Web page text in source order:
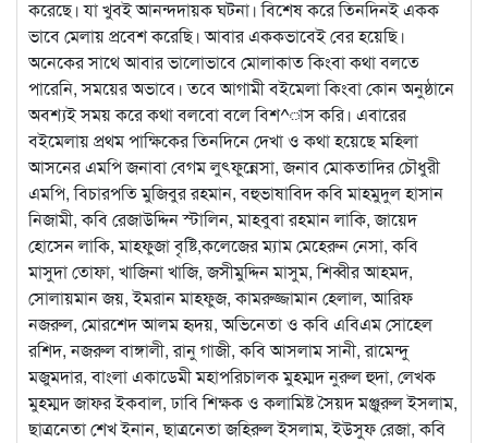
করেছে। যা খুবই আনন্দদায়ক ঘটনা। বিশেষ করে তিনদিনই একক
ভাবে মেলায় প্রবেশ করেছি। আবার এককভাবেই বের হয়েছি।
অনেকের সাথে আবার ভালোভাবে মোলাকাত কিংবা কথা বলতে
পারেনি, সময়ের অভাবে। তবে আগামী বইমেলা কিংবা কোন অনুষ্ঠানে
অবশ্যই সময় করে কথা বলবো বলে বিশ^াস করি। এবারের
বইমেলায় প্রথম পাক্ষিকের তিনদিনে দেখা ও কথা হয়েছে মহিলা
আসনের এমপি জনাবা বেগম লুৎফুন্নেসা, জনাব মোকতাদির চৌধুরী
এমপি, বিচারপতি মুজিবুর রহমান, বহুভাষাবিদ কবি মাহমুদুল হাসান
নিজামী, কবি রেজাউদ্দিন স্টালিন, মাহবুবা রহমান লাকি, জায়েদ
হোসেন লাকি, মাহফুজা বৃষ্টি,কলেজের ম্যাম মেহেরুন নেসা, কবি
মাসুদা তোফা, খাজিনা খাজি, জসীমুদ্দিন মাসুম, শিব্বীর আহমদ,
সোলায়মান জয়, ইমরান মাহফুজ, কামরুজ্জামান হেলাল, আরিফ
নজরুল, মোরশেদ আলম হৃদয়, অভিনেতা ও কবি এবিএম সোহেল
রশিদ, নজরুল বাঙ্গালী, রানু গাজী, কবি আসলাম সানী, রামেন্দু
মজুমদার, বাংলা একাডেমী মহাপরিচালক মুহম্মদ নুরুল হুদা, লেখক
মুহম্মদ জাফর ইকবাল, ঢাবি শিক্ষক ও কলামিষ্ট সৈয়দ মঞ্জুরুল ইসলাম,
ছাত্রনেতা শেখ ইনান, ছাত্রনেতা জহিরুল ইসলাম, ইউসুফ রেজা, কবি